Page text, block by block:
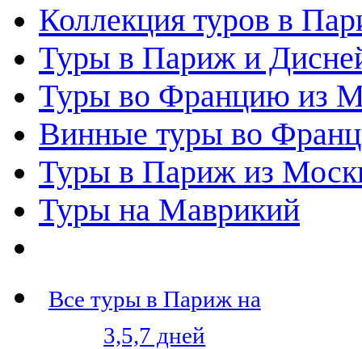
Коллекция туров в
Туры в Париж и
Туры во Францию из
Винные туры во
Туры в Париж из
Туры на Маврикий
Все туры в Париж на
3,5,7 дней